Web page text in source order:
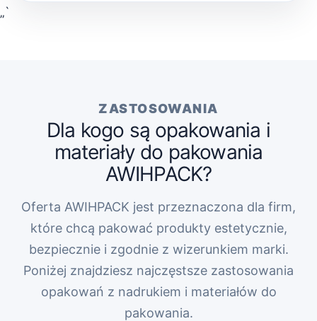
„`
ZASTOSOWANIA
Dla kogo są opakowania i
materiały do pakowania
AWIHPACK?
Oferta AWIHPACK jest przeznaczona dla firm,
które chcą pakować produkty estetycznie,
bezpiecznie i zgodnie z wizerunkiem marki.
Poniżej znajdziesz najczęstsze zastosowania
opakowań z nadrukiem i materiałów do
pakowania.